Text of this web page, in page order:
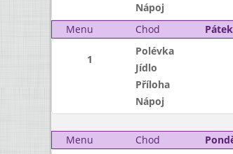
Nápoj
Menu
Chod
1
Polévka
Jídlo
Příloha
Nápoj
Menu
Chod